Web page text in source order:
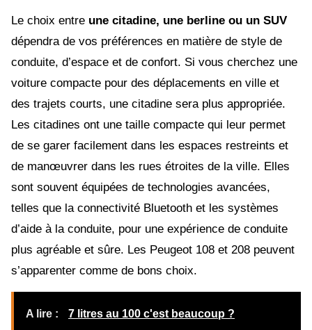
Le choix entre une citadine, une berline ou un SUV
dépendra de vos préférences en matière de style de
conduite, d’espace et de confort. Si vous cherchez une
voiture compacte pour des déplacements en ville et
des trajets courts, une citadine sera plus appropriée.
Les citadines ont une taille compacte qui leur permet
de se garer facilement dans les espaces restreints et
de manœuvrer dans les rues étroites de la ville. Elles
sont souvent équipées de technologies avancées,
telles que la connectivité Bluetooth et les systèmes
d’aide à la conduite, pour une expérience de conduite
plus agréable et sûre. Les Peugeot 108 et 208 peuvent
s’apparenter comme de bons choix.
A lire : 7 litres au 100 c'est beaucoup ?